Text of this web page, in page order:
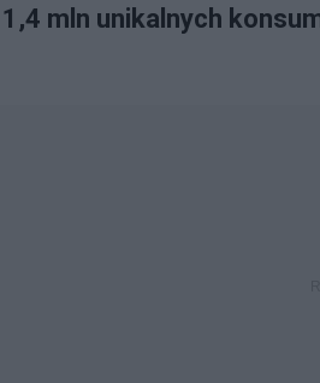
mln unikalnych